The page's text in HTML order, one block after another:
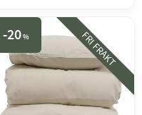
20% FRI FRAKT